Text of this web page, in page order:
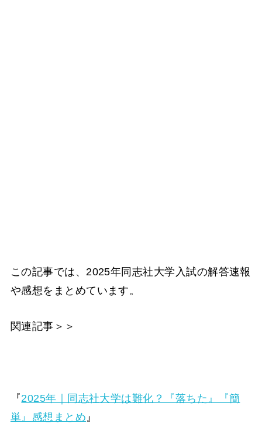
この記事では、2025年同志社大学入試の解答速報
や感想をまとめています。
関連記事＞＞
『2025年｜同志社大学は難化？『落ちた』『簡
単』感想まとめ 』